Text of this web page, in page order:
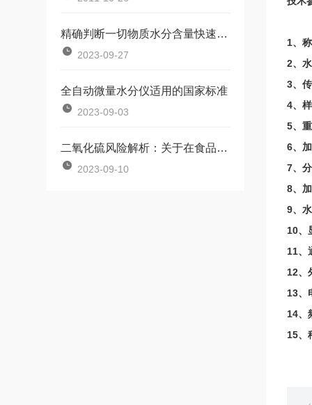
精确判断一切物质水分含量快速水分测定仪来完成
2023-09-27
全自动微量水分仪适用的国家标准
2023-09-03
二氧化硫风险解析：关于在食品中使用二氧化硫的科学解读
2023-09-10
1、
2、
3、
4、
5、
6、
7、
8、
9、
10、
11、
12、
13、
14、
15、